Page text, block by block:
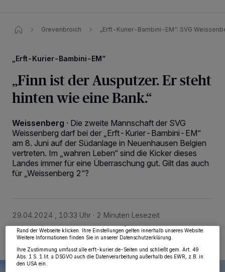
Grevenbroich „Erft-Kurier-Bambini-EM“: SVG
„Erft-Kurier-Bambini-EM“
„Finn ist der Ausputzer. Er steht
hinten wie eine Bank.“
Weissenberg · Die zweite Mannschaft der SVG
Weissenberg darf bei der „Erft-Kurier-Bambini-EM“
am 8. Juni auf der Südanlage in Neuenhausen Belgien
vertreten. Im „wahren Leben“ sind die Kicker dieses
Landes immer für eine Überraschung gut. Gilt das auch
für „Weissenberg 2“?
29.04.2024 , 10:33 Uhr 2 Minuten Lesezeit
Wir und unsere218-Partner speichern und greifen auf personenbezogene Daten
wieder aufrufen, um Ihre Einstellungen zu ändern oder Ihre Einwilligung zu
Rand der Webseite klicken. Ihre Einstellungen gelten innerhalb unseres Website.
Weitere Informationen finden Sie in unserer Datenschutzerklärung.
Ihre Zustimmung umfasst alle erft-kurier.de-Seiten und schließt gem. Art. 49
Abs. 1 S. 1 lit. a DSGVO auch die Datenverarbeitung außerhalb des EWR, z.B. in
den USA ein.